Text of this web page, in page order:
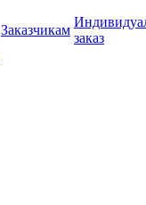
Заказчикам
заказ